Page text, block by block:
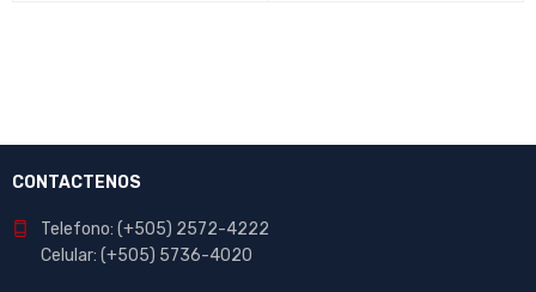
CONTACTENOS
Telefono: (+505) 2572-4222
Celular: (+505) 5736-4020